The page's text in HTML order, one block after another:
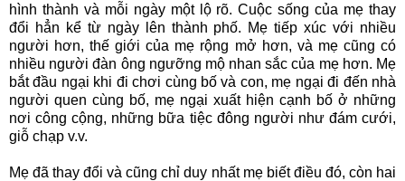
hình thành và mỗi ngày một lộ rõ. Cuộc sống của mẹ thay
đổi hẳn kể từ ngày lên thành phố. Mẹ tiếp xúc với nhiều
người hơn, thế giới của mẹ rộng mở hơn, và mẹ cũng có
nhiều người đàn ông ngưỡng mộ nhan sắc của mẹ hơn. Mẹ
bắt đầu ngại khi đi chơi cùng bố và con, mẹ ngại đi đến nhà
người quen cùng bố, mẹ ngại xuất hiện cạnh bố ở những
nơi công cộng, những bữa tiệc đông người như đám cưới,
giỗ chạp v.v.
Mẹ đã thay đổi và cũng chỉ duy nhất mẹ biết điều đó, còn hai